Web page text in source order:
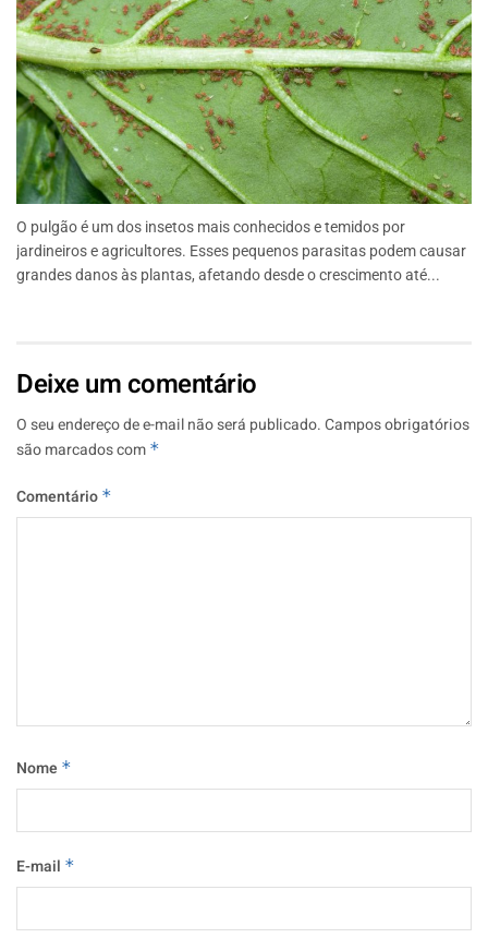
O pulgão é um dos insetos mais conhecidos e temidos por
jardineiros e agricultores. Esses pequenos parasitas podem causar
grandes danos às plantas, afetando desde o crescimento até...
Deixe um comentário
O seu endereço de e-mail não será publicado.Campos obrigatórios
são marcados com *
Comentário *
Nome *
E-mail *